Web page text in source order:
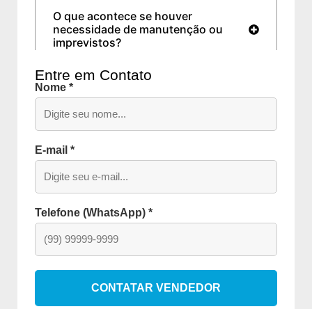
O que acontece se houver
necessidade de manutenção ou
imprevistos?
Entre em Contato
Nome *
E-mail *
Telefone (WhatsApp) *
CONTATAR VENDEDOR